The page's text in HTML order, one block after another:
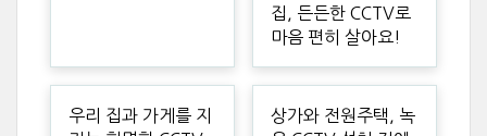
집, 든든한 CCTV로
마음 편히 살아요!
우리 집과 가게를 지
상가와 전원주택, 녹